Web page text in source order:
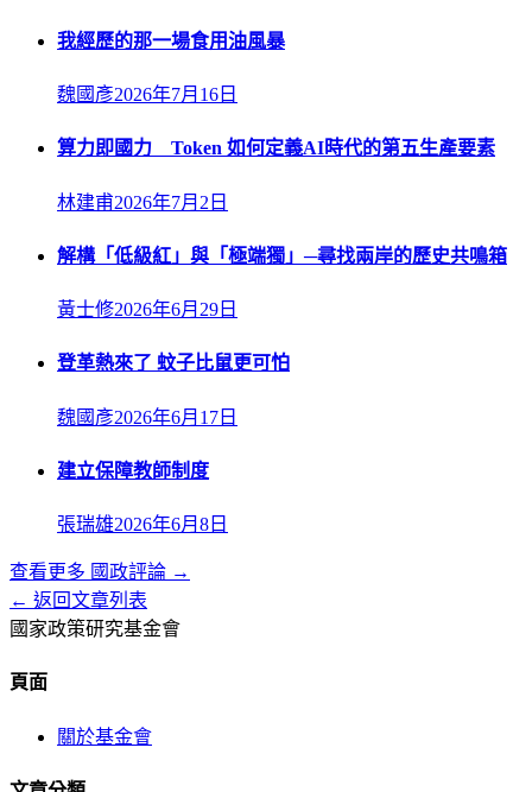
我經歷的那一場食用油風暴
魏國彥2026年7月16日
算力即國力 Token 如何定義AI時代的第五生產要素
林建甫2026年7月2日
解構「低級紅」與「極端獨」─尋找兩岸的歷史共鳴箱
黃士修2026年6月29日
登革熱來了 蚊子比鼠更可怕
魏國彥2026年6月17日
建立保障教師制度
張瑞雄2026年6月8日
查看更多 國政評論 →
← 返回文章列表
國家政策研究基金會
頁面
關於基金會